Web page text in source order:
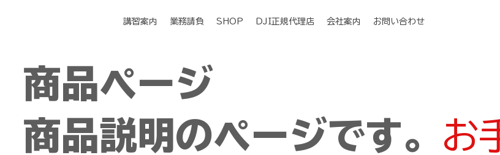
講習案内 業務請負 SHOP DJI正規代理店 会社案内 お問い合わせ
商品ページ
商品説明のページです。 お